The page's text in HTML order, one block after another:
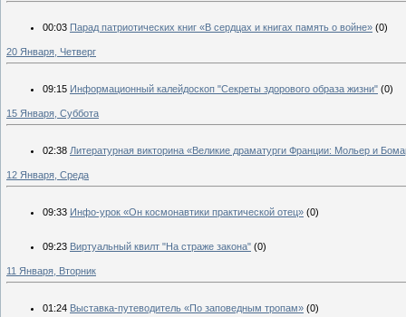
00:03 Парад патриотических книг «В сердцах и книгах память о войне» (0)
20 Января, Четверг
09:15 Информационный калейдоскоп "Секреты здорового образа жизни" (0)
15 Января, Суббота
02:38 Литературная викторина «Великие драматурги Франции: Мольер и
12 Января, Среда
09:33 Инфо-урок «Он космонавтики практической отец» (0)
09:23 Виртуальный квилт "На страже закона" (0)
11 Января, Вторник
01:24 Выставка-путеводитель «По заповедным тропам» (0)